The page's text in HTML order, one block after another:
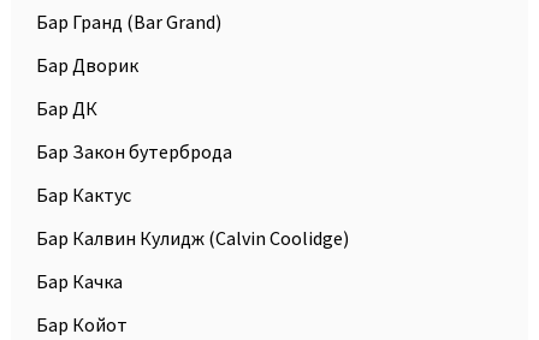
Бар Гранд (Bar Grand)
Бар Дворик
Бар ДК
Бар Закон бутерброда
Бар Кактус
Бар Калвин Кулидж (Calvin Coolidge)
Бар Качка
Бар Койот